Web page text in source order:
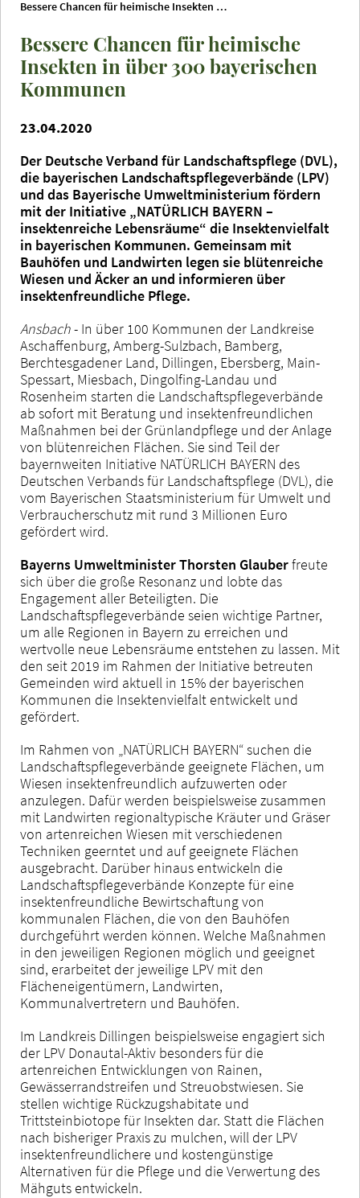
Bessere Chancen für heimische Insekten in über 300 bayerischen Kommunen
Bessere Chancen für heimische
Insekten in über 300 bayerischen
Kommunen
23.04.2020
Der Deutsche Verband für Landschaftspflege (DVL),
die bayerischen Landschaftspflegeverbände (LPV)
und das Bayerische Umweltministerium fördern
mit der Initiative „NATÜRLICH BAYERN –
insektenreiche Lebensräume“ die Insektenvielfalt
in bayerischen Kommunen. Gemeinsam mit
Bauhöfen und Landwirten legen sie blütenreiche
Wiesen und Äcker an und informieren über
insektenfreundliche Pflege.
Ansbach- In über 100 Kommunen der Landkreise
Aschaffenburg, Amberg-Sulzbach, Bamberg,
Berchtesgadener Land, Dillingen, Ebersberg, Main-
Spessart, Miesbach, Dingolfing-Landau und
Rosenheim starten die Landschaftspflegeverbände
ab sofort mit Beratung und insektenfreundlichen
Maßnahmen bei der Grünlandpflege und der Anlage
von blütenreichen Flächen. Sie sind Teil der
bayernweiten Initiative NATÜRLICH BAYERN des
Deutschen Verbands für Landschaftspflege (DVL), die
vom Bayerischen Staatsministerium für Umwelt und
Verbraucherschutz mit rund 3 Millionen Euro
gefördert wird.
Bayerns Umweltminister Thorsten Glauberfreute
sich über die große Resonanz und lobte das
Engagement aller Beteiligten. Die
Landschaftspflegeverbände seien wichtige Partner,
um alle Regionen in Bayern zu erreichen und
wertvolle neue Lebensräume entstehen zu lassen. Mit
den seit 2019 im Rahmen der Initiative betreuten
Gemeinden wird aktuell in 15% der bayerischen
Kommunen die Insektenvielfalt entwickelt und
gefördert.
Im Rahmen von „NATÜRLICH BAYERN“ suchen die
Landschaftspflegeverbände geeignete Flächen, um
Wiesen insektenfreundlich aufzuwerten oder
anzulegen. Dafür werden beispielsweise zusammen
mit Landwirten regionaltypische Kräuter und Gräser
von artenreichen Wiesen mit verschiedenen
Techniken geerntet und auf geeignete Flächen
ausgebracht. Darüber hinaus entwickeln die
Landschaftspflegeverbände Konzepte für eine
insektenfreundliche Bewirtschaftung von
kommunalen Flächen, die von den Bauhöfen
durchgeführt werden können. Welche Maßnahmen
in den jeweiligen Regionen möglich und geeignet
sind, erarbeitet der jeweilige LPV mit den
Flächeneigentümern, Landwirten,
Kommunalvertretern und Bauhöfen.
Im Landkreis Dillingen beispielsweise engagiert sich
der LPV Donautal-Aktiv besonders für die
artenreichen Entwicklungen von Rainen,
Gewässerrandstreifen und Streuobstwiesen. Sie
stellen wichtige Rückzugshabitate und
Trittsteinbiotope für Insekten dar. Statt die Flächen
nach bisheriger Praxis zu mulchen, will der LPV
insektenfreundlichere und kostengünstige
Alternativen für die Pflege und die Verwertung des
Mähguts entwickeln.